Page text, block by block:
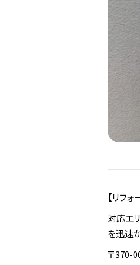
【リフ
対応エ
を迅速
〒370-